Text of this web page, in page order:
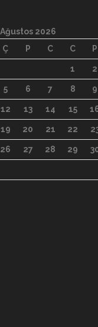
Ağustos 2026
Ç P C C P
1 2
5 6 7 8 9
12 13 14 15
19 20 21 22
26 27 28 29